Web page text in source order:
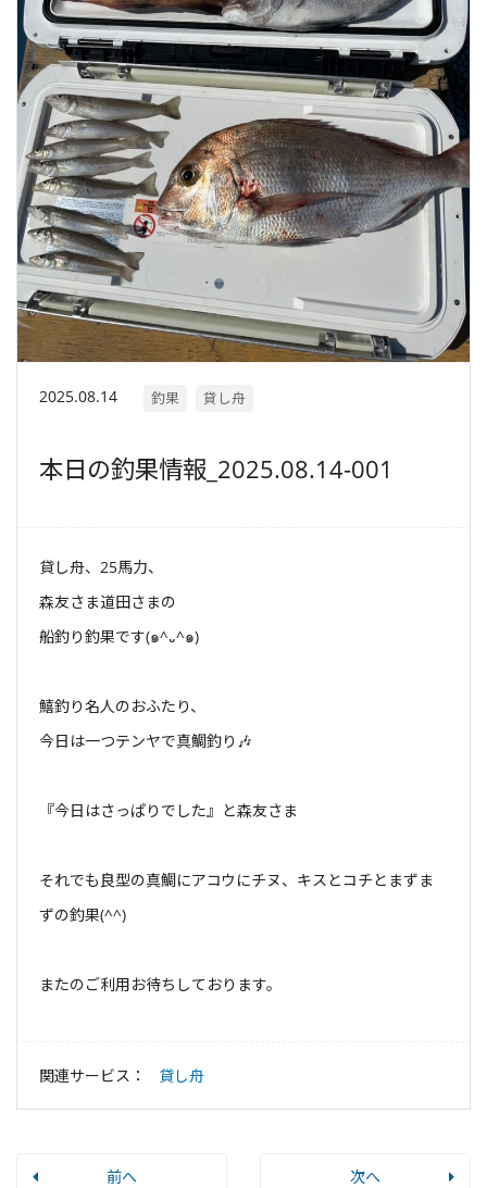
2025.08.14 釣果 貸し舟
本日の釣果情報_2025.08.14-001
貸し舟、25馬力、
森友さま道田さまの
船釣り釣果です(๑^᎑^๑)
鱚釣り名人のおふたり、
今日は一つテンヤで真鯛釣り🎶
『今日はさっぱりでした』と森友さま
それでも良型の真鯛にアコウにチヌ、キスとコチとまずま
ずの釣果(^^)
またのご利用お待ちしております。
関連サービス： 貸し舟
前へ 次へ